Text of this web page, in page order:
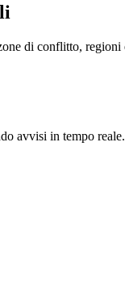
di conflitto,
avvisi in tempo